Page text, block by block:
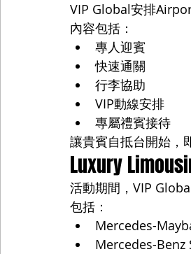
VIP Global安排
內容包括：
專人迎賓
快速通關
行李協助
VIP動線安排
專屬禮賓接待
讓貴賓自抵台開始，
Luxury
活動期間，VIP
包括：
Mercedes-
Mercedes-Benz